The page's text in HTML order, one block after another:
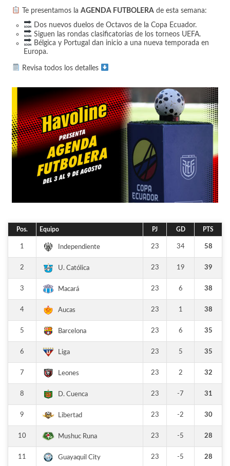
Te presentamos la AGENDA FUTBOLERAde esta semana:
Dos nuevos duelos de Octavos de la Copa Ecuador.
Siguen las rondas clasificatorias de los torneos UEFA.
Bélgica y Portugal dan inicio a una nueva temporada en
Europa.
Revisa todos los detalles
Pos. Equipo PJ GD PTS
1 Independiente 23 34 58
2 U. Católica 23 19 39
3 Macará 23 6 38
4 Aucas 23 1 38
5 Barcelona 23 6 35
6 Liga 23 5 35
7 Leones 23 2 32
8 D. Cuenca 23 -7 31
9 Libertad 23 -2 30
10 Mushuc Runa 23 -5 28
11 Guayaquil City 23 -5 28